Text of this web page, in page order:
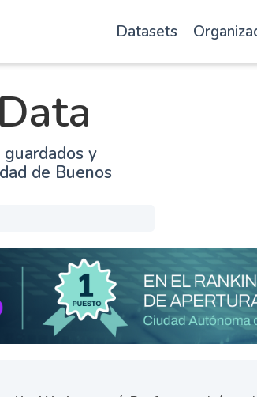
Datasets
y
de Buenos